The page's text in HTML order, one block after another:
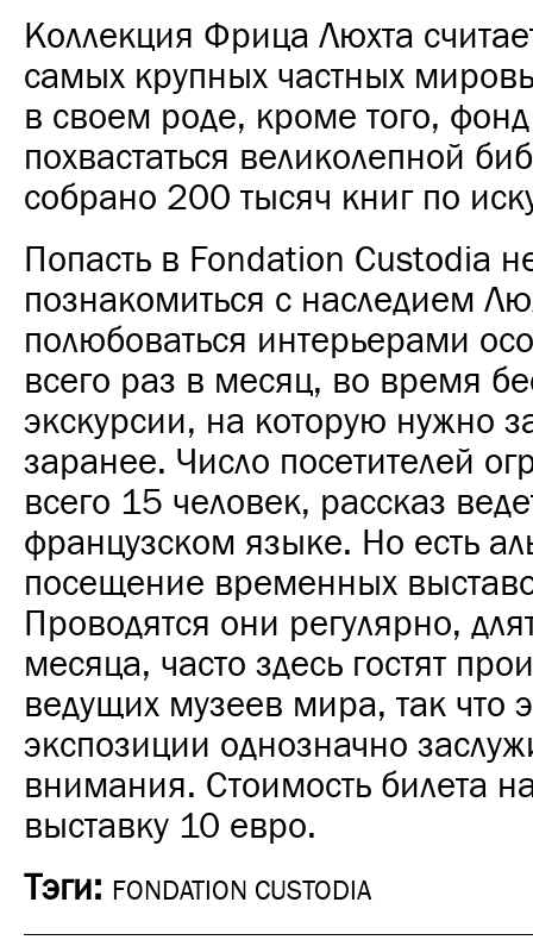
Коллекция Фрица Люхта
самых крупных частных
в своем роде, кроме того,
похвастаться великолепной
собрано 200 тысяч книг по
Попасть в Fondation Custodia
познакомиться с наследием
полюбоваться интерьерами
всего раз в месяц, во время
экскурсии, на которую нужно
заранее. Число посетителей
всего 15 человек, рассказ
французском языке. Но есть
посещение временных
Проводятся они регулярно,
месяца, часто здесь гостят
ведущих музеев мира, так что
экспозиции однозначно
внимания. Стоимость билета
выставку 10 евро.
Тэги: FONDATION CUSTODIA